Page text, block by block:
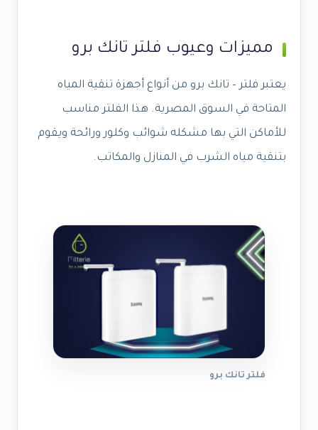
مميزات وعيوب فلتر تانك برو
يعتبر فلتر – تانك برو من أنواع أجهزة تنقية المياه
المتاحة في السوق المصرية. هذا الفلتر مناسب
للأماكن التي بها مشكله شوائب وكلور ورائحة ويقوم
بتنقية مياه الشرب في المنازل والمكاتب.
فلتر تانك برو